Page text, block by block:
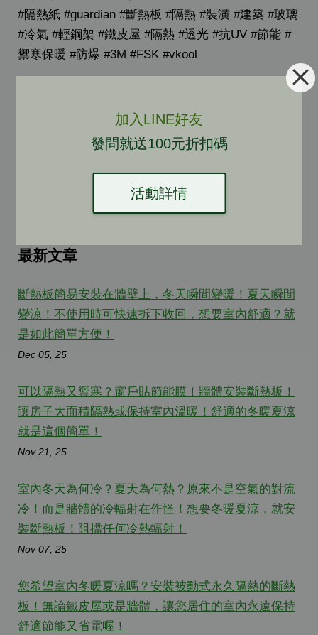
加入LINE好友
發問就送100元折扣碼
活動詳情
#隔熱紙 #guardian #斷熱板 #隔熱 #裝潢 #建築 #玻璃
#冷氣 #輕鋼架 #鐵皮屋 #隔熱 #透光 #抗UV #節能 #
禦寒保暖 #防爆 #3M #FSK #vkool
最新文章
斷熱板簡易安裝在牆壁上，冬天瞬間變暖！夏天瞬間
變涼！不使用時可快速拆下收回，想要室內舒適？就
是如此簡單方便！
Dec 05, 25
可以隔熱又禦寒？窗戶貼節能膜！牆體安裝斷熱板！
讓房子大面積隔熱或保持室內溫暖！舒適的冬暖夏涼
就是這個簡單！
Nov 21, 25
室內冬天為何冷？夏天為何熱？原來不是空氣的對流
冷！而是牆體的冷輻射在作怪！想要冬暖夏涼，就安
裝斷熱板！阻擋任何冷熱輻射！
Nov 07, 25
您希望室內冬暖夏涼嗎？安裝被動式永久隔熱的斷熱
板！無論鐵皮屋或是牆體，讓您居住的室內永遠保持
舒適節能又省電喔！